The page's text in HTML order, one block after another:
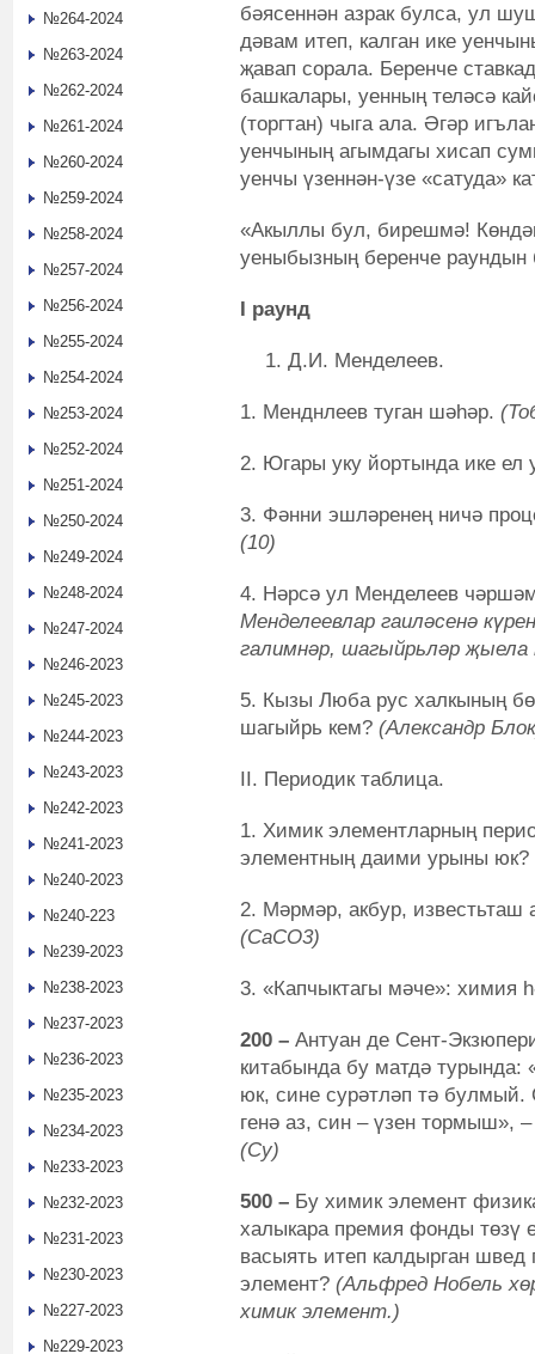
бәясеннән азрак булса, ул
дәвам итеп, калган ике
җавап сорала. Беренче
башкалары, уенның теләсә
(торгтан) чыга ала. Әгәр
уенчының агымдагы хисап
уенчы үзеннән-үзе «сатуда»
«Акыллы бул, бирешмә!
уеныбызның беренче
I раунд
Д.И. Менделеев.
1. Менднлеев туган шәһәр.
2. Югары уку йортында ике ел
3. Фәнни эшләренең ничә
(10)
4. Нәрсә ул Менделеев
Менделеевлар гаиләсенә
галимнәр, шагыйрьләр җыела
5. Кызы Люба рус халкының
шагыйрь кем? (Александр
II. Периодик таблица.
1. Химик элементларның
элементның даими урыны юк?
2. Мәрмәр, акбур,
(СаСО3)
3. «Капчыктагы мәче»: химия
200 – Антуан де Сент-
китабында бу матдә турында:
юк, сине сурәтләп тә
генә аз, син – үзен тормыш»,
(Су)
500 – Бу химик элемент
халыкара премия фонды төзү
васыять итеп калдырган швед
элемент? (Альфред Нобель
химик элемент.)
№264-2024
№263-2024
№262-2024
№261-2024
№260-2024
№259-2024
№258-2024
№257-2024
№256-2024
№255-2024
№254-2024
№253-2024
№252-2024
№251-2024
№250-2024
№249-2024
№248-2024
№247-2024
№246-2023
№245-2023
№244-2023
№243-2023
№242-2023
№241-2023
№240-2023
№240-223
№239-2023
№238-2023
№237-2023
№236-2023
№235-2023
№234-2023
№233-2023
№232-2023
№231-2023
№230-2023
№227-2023
№229-2023